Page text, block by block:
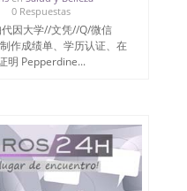
0 Respuestas
因大学//文凭//Q/微信
作成绩单、学历认证、在
明 Pepperdine...